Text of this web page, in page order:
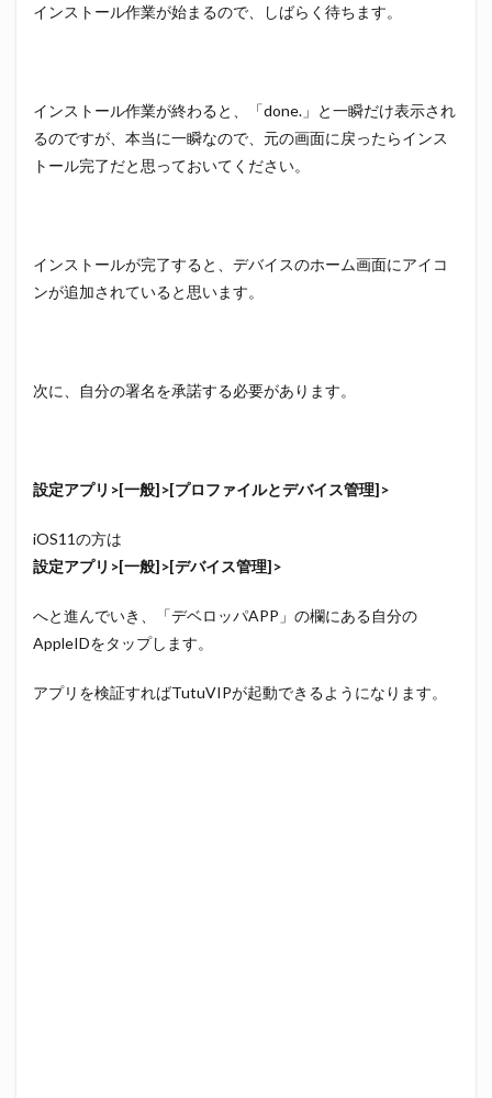
インストール作業が始まるので、しばらく待ちます。
インストール作業が終わると、「done.」と一瞬だけ表示され
るのですが、本当に一瞬なので、元の画面に戻ったらインス
トール完了だと思っておいてください。
インストールが完了すると、デバイスのホーム画面にアイコ
ンが追加されていると思います。
次に、自分の署名を承諾する必要があります。
設定アプリ>[一般]>[プロファイルとデバイス管理]>
iOS11の方は
設定アプリ>[一般]>[デバイス管理]>
へと進んでいき、「デベロッパAPP」の欄にある自分の
AppleIDをタップします。
アプリを検証すればTutuVIPが起動できるようになります。